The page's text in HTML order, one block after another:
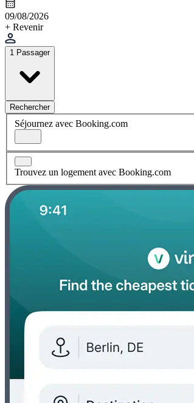
09/08/2026
+ Revenir
1 Passager
Rechercher
Séjournez avec Booking.com
Trouvez un logement avec Booking.com